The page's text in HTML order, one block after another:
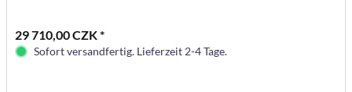
29 710,00 CZK *
Sofort versandfertig. Lieferzeit 2-4 Tage.